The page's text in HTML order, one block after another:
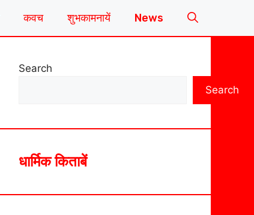
कवच शुभकामनायें News
Search
Search
धार्मिक किताबें